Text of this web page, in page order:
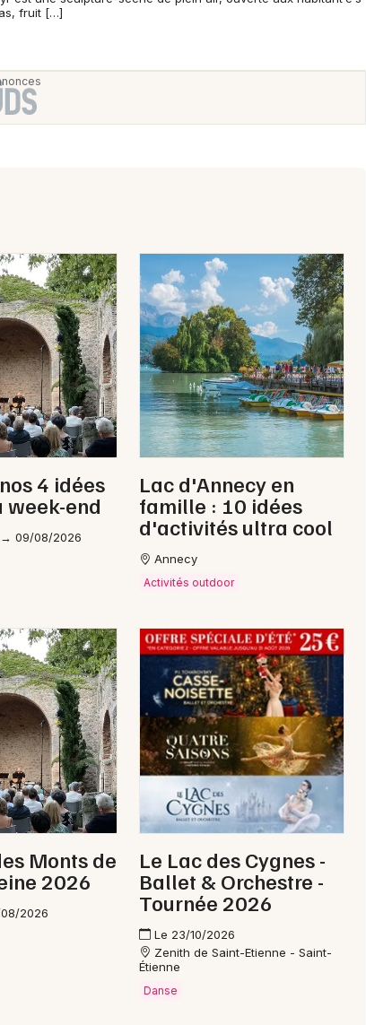
Choisir mes départements
Mon email
Je m'abonne
fruit […]
4 idées
week-end
09/08/2026
Lac d'Annecy en
famille : 10 idées
d'activités ultra cool
Annecy
Activités outdoor
Monts de
2026
2026
Le Lac des Cygnes -
Ballet & Orchestre -
Tournée 2026
Le 23/10/2026
Zenith de Saint-Etienne - Saint-
Étienne
Danse